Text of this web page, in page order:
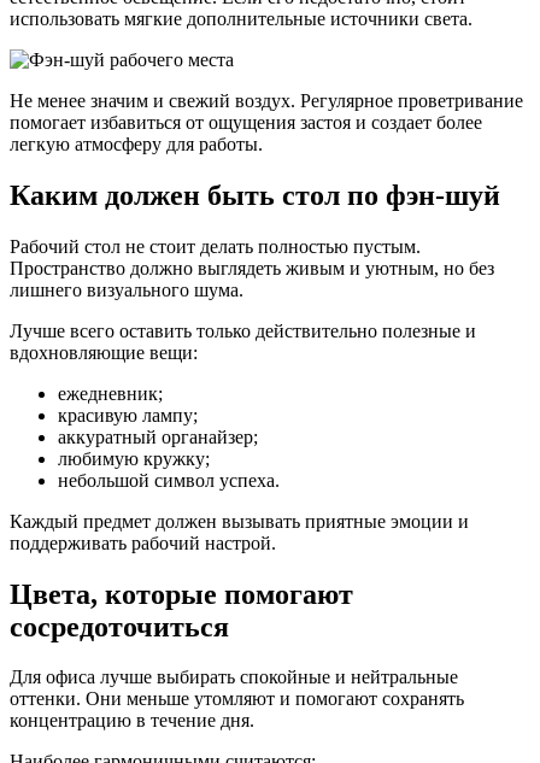
использовать мягкие дополнительные источники света.
Не менее значим и свежий воздух. Регулярное проветривание
помогает избавиться от ощущения застоя и создает более
легкую атмосферу для работы.
Каким должен быть стол по фэн-шуй
Рабочий стол не стоит делать полностью пустым.
Пространство должно выглядеть живым и уютным, но без
лишнего визуального шума.
Лучше всего оставить только действительно полезные и
вдохновляющие вещи:
ежедневник;
красивую лампу;
аккуратный органайзер;
любимую кружку;
небольшой символ успеха.
Каждый предмет должен вызывать приятные эмоции и
поддерживать рабочий настрой.
Цвета, которые помогают
сосредоточиться
Для офиса лучше выбирать спокойные и нейтральные
оттенки. Они меньше утомляют и помогают сохранять
концентрацию в течение дня.